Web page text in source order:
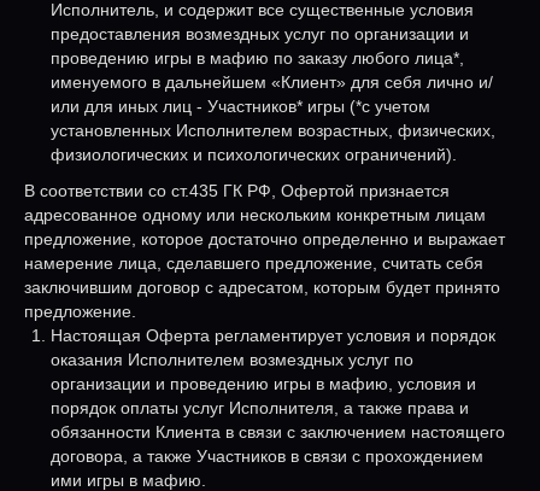
Исполнитель, и содержит все существенные условия
предоставления возмездных услуг по организации и
проведению игры в мафию по заказу любого лица*,
именуемого в дальнейшем «Клиент» для себя лично и/
или для иных лиц - Участников* игры (*с учетом
установленных Исполнителем возрастных, физических,
физиологических и психологических ограничений).
В соответствии со ст.435 ГК РФ, Офертой признается
адресованное одному или нескольким конкретным лицам
предложение, которое достаточно определенно и выражает
намерение лица, сделавшего предложение, считать себя
заключившим договор с адресатом, которым будет принято
предложение.
Настоящая Оферта регламентирует условия и порядок
оказания Исполнителем возмездных услуг по
организации и проведению игры в мафию, условия и
порядок оплаты услуг Исполнителя, а также права и
обязанности Клиента в связи с заключением настоящего
договора, а также Участников в связи с прохождением
ими игры в мафию.